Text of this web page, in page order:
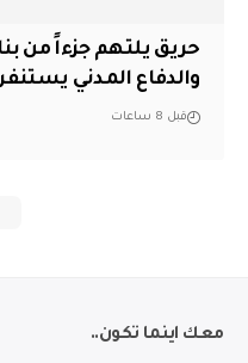
حريق يلتهم جزءاً من
والدفاع المدني
قبل 8 ساعات
معك اينما تكون..